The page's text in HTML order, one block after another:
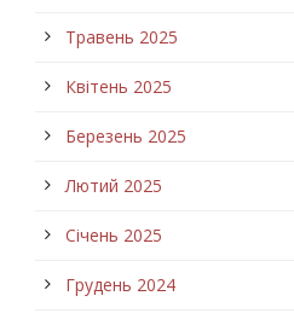
Травень 2025
Квітень 2025
Березень 2025
Лютий 2025
Січень 2025
Грудень 2024